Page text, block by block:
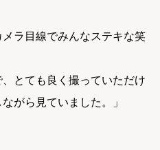
メラ目線でみんなステキな笑
とても良く撮っていただけ
がら見ていました。」